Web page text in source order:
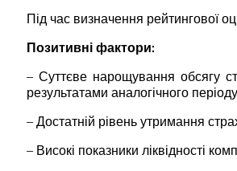
Під час визначення рейтингової
Позитивні фактори:
– Суттєве нарощування обсягу
результатами аналогічного
– Достатній рівень утримання
– Високі показники ліквідності